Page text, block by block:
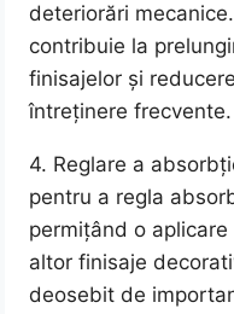
deteriorări
contribuie la
finisajelor și
întreținere frecvente.
4. Reglare a
pentru a regla
permițând o
altor finisaje
deosebit de